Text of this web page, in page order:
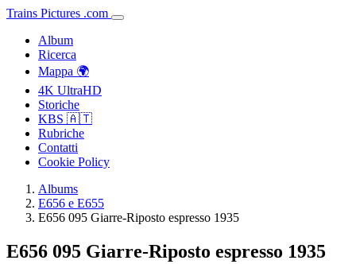
Trains Pictures .com
Album
Ricerca
Mappa 🌍
4K UltraHD
Storiche
KBS 🇦🇹
Rubriche
Contatti
Cookie Policy
Albums
E656 e E655
E656 095 Giarre-Riposto espresso 1935
E656 095 Giarre-Riposto espresso 1935